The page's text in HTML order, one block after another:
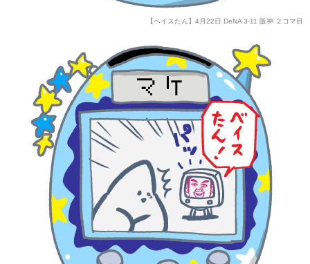
【ベイスたん】4月22日 DeNA 3-11 阪神 ２コマ目